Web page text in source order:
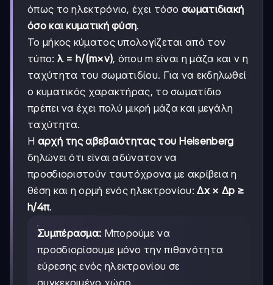
όπως το ηλεκτρόνιο, έχει τόσοσωματιδιακή
όσο και κυματική φύση.
Το μήκος κύματος υπολογίζεται από τον
τύπο: λ = h/(m×v), όπου m είναι η μάζα και v η
ταχύτητα του σωματιδίου. Για να εκδηλωθεί
ο κυματικός χαρακτήρας, το σωματίδιο
πρέπει να έχει πολύ μικρή μάζα και μεγάλη
ταχύτητα.
Η αρχή της αβεβαιότητας του Heisenberg
δηλώνει ότι είναι αδύνατον να
προσδιοριστούν ταυτόχρονα με ακρίβεια η
θέση και η ορμή ενός ηλεκτρονίου:Δx × Δp ≥
h/4π.
Συμπέρασμα: Μπορούμε να
προσδιορίσουμε μόνο την πιθανότητα
εύρεσης ενός ηλεκτρονίου σε